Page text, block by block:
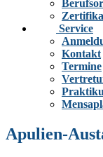
Service
Kontakt
Termine
Apulien-